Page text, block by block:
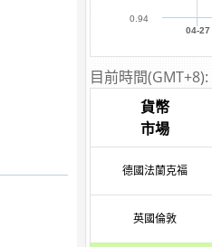
04-27
0.94
目前時間(GMT+8):
貨幣
市場
德國法蘭克福
英國倫敦